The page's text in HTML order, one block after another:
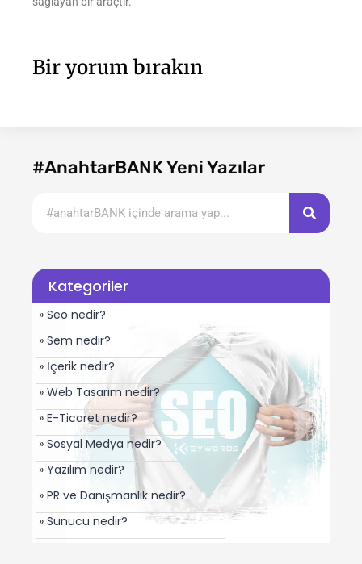
Bir yorum bırakın
#AnahtarBANK Yeni Yazılar
Kategoriler
» Seo nedir?
» Sem nedir?
» İçerik nedir?
» Web Tasarım nedir?
» E-Ticaret nedir?
» Sosyal Medya nedir?
» Yazılım nedir?
» PR ve Danışmanlık nedir?
» Sunucu nedir?